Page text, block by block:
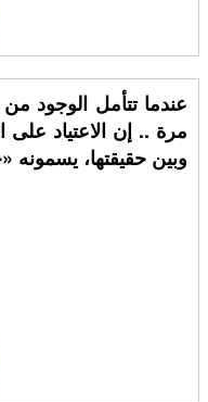
عندما تتأمل الوجود
مرة .. إن الاعتياد على
وبين حقيقتها،